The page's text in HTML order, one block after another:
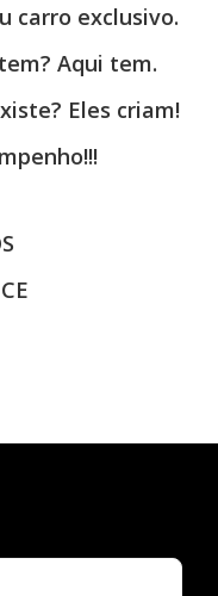
carro exclusivo.
Aqui tem.
Eles criam!